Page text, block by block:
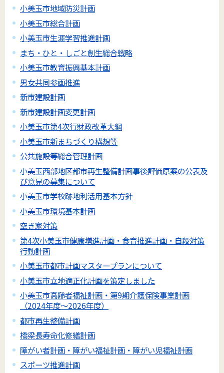
小美玉市地域防災計画
小美玉市総合計画
小美玉市生涯学習推進計画
まち・ひと・しごと創生総合戦略
小美玉市教育振興基本計画
男女共同参画推進
新市建設計画
新市建設計画変更計画
小美玉市第4次行財政改革大綱
小美玉市新まちづくり構想等
公共施設等総合管理計画
小美玉西部地区都市再生整備計画事後評価原案の公表及
び意見の募集について
小美玉市学校跡地利活用基本方針
小美玉市環境基本計画
空き家対策
第4次小美玉市健康増進計画・食育推進計画・自殺対策
行動計画
小美玉市都市計画マスタープランについて
小美玉市立地適正化計画を策定しました
小美玉市高齢者福祉計画・第9期介護保険事業計画
（2024年度～2026年度）
都市再生整備計画
橋梁長寿命化修繕計画
障がい者計画・障がい福祉計画・障がい児福祉計画
スポーツ推進計画